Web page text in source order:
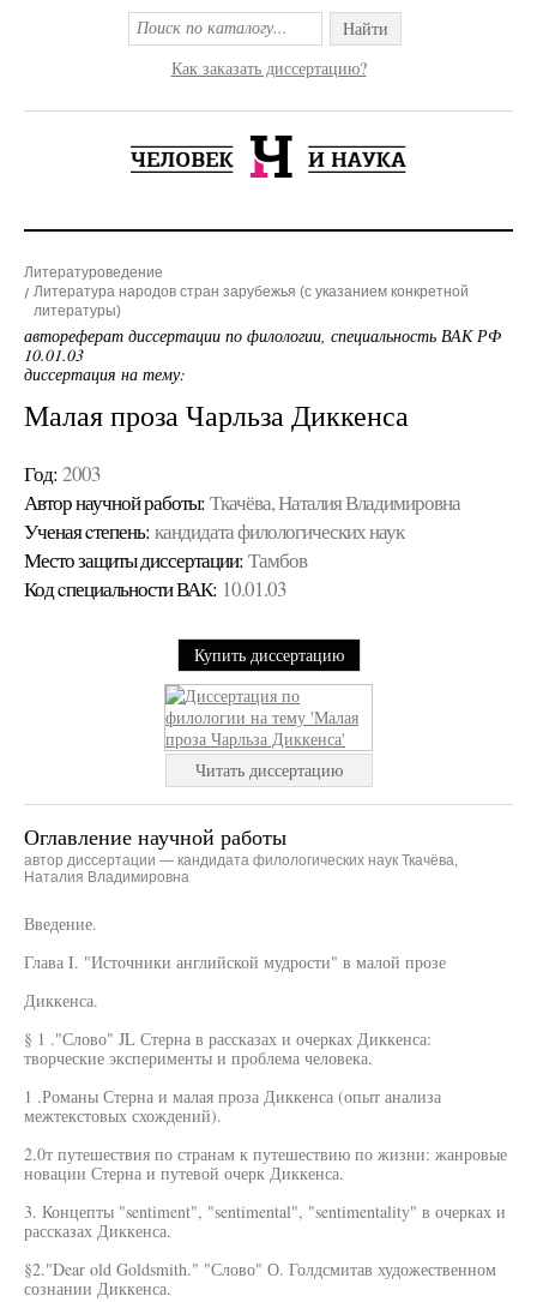
Найти
Как заказать диссертацию?
Литературоведение
Литература народов стран зарубежья (с указанием конкретной
литературы)
автореферат диссертации по филологии, специальность ВАК РФ
10.01.03
диссертация на тему:
Малая проза Чарльза Диккенса
Год: 2003
Автор научной работы: Ткачёва, Наталия Владимировна
Ученая cтепень: кандидата филологических наук
Место защиты диссертации: Тамбов
Код cпециальности ВАК: 10.01.03
Купить диссертацию
Читать диссертацию
Оглавление научной работы
автор диссертации — кандидата филологических наук Ткачёва,
Наталия Владимировна
Введение.
Глава I. "Источники английской мудрости" в малой прозе
Диккенса.
§ 1 ."Слово" JL Стерна в рассказах и очерках Диккенса:
творческие эксперименты и проблема человека.
1 .Романы Стерна и малая проза Диккенса (опыт анализа
межтекстовых схождений).
2.0т путешествия по странам к путешествию по жизни: жанровые
новации Стерна и путевой очерк Диккенса.
3. Концепты "sentiment", "sentimental", "sentimentality" в очерках и
рассказах Диккенса.
§2."Dear old Goldsmith." "Слово" О. Голдсмитав художественном
сознании Диккенса.